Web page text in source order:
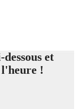
et
l'heure !